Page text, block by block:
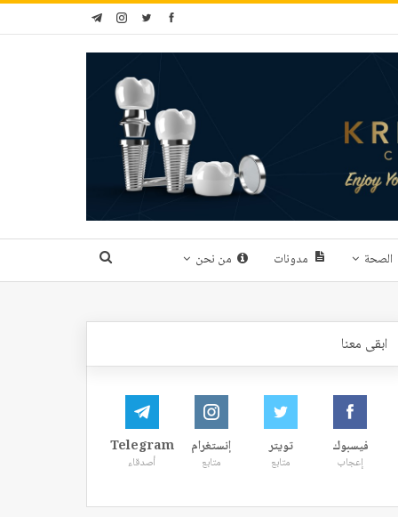
الصحة مدونات من نحن
ابقى معنا
فيسبوك
إعجاب
تويتر
متابع
إنستغرام
متابع
Telegram
أصدقاء